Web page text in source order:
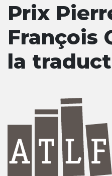
Prix
François
la